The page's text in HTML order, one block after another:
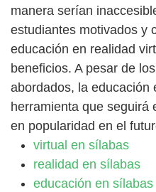
manera serían
estudiantes motivados y
educación en realidad
beneficios. A pesar de
abordados, la educación
herramienta que seguirá
en popularidad en el
virtual en sílabas
realidad en sílabas
educación en sílabas